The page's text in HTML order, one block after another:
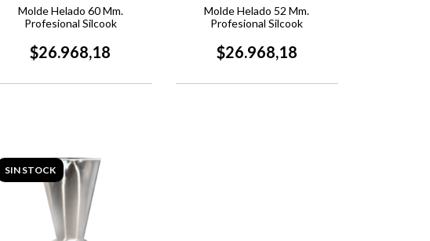
Molde Helado 60 Mm.
Profesional Silcook
$26.968,18
Molde Helado 52 Mm.
Profesional Silcook
$26.968,18
SIN STOCK